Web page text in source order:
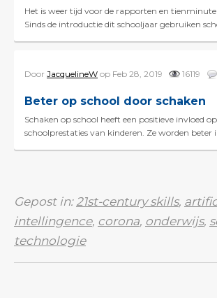
Het is weer tijd voor de rapporten en
Sinds de introductie dit schooljaar gebruiken
Door JacquelineW op Feb 28, 2019 16119
Beter op school door schaken
Schaken op school heeft een positieve invloed
schoolprestaties van kinderen. Ze worden beter
Gepost in: 21st-century skills,
intellingence, corona, onderwijs,
technologie